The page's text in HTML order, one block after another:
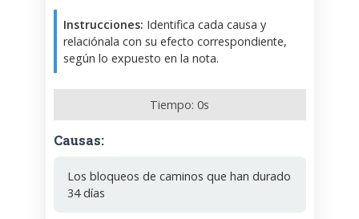
Instrucciones: Identifica cada causa y
relaciónala con su efecto correspondiente,
según lo expuesto en la nota.
Tiempo: 0s
Causas:
Los bloqueos de caminos que han durado
34 días